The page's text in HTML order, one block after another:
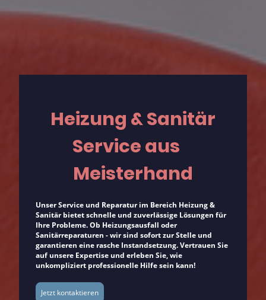
Heizung & Sanitär
Service aus
Meisterhand
Unser Service und Reparatur im Bereich Heizung &
Sanitär bietet schnelle und zuverlässige Lösungen für
Ihre Probleme. Ob Heizungsausfall oder
Sanitärreparaturen - wir sind sofort zur Stelle und
garantieren eine rasche Instandsetzung. Vertrauen Sie
auf unsere Expertise und erleben Sie, wie
unkompliziert professionelle Hilfe sein kann!
Jetzt kontaktieren